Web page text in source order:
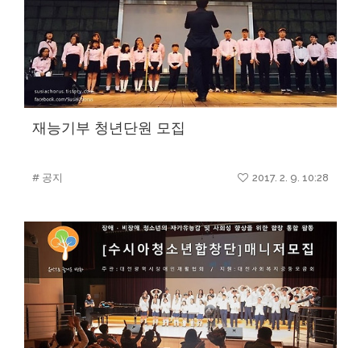
재능기부 청년단원 모집
# 공지 2017. 2. 9. 10:28